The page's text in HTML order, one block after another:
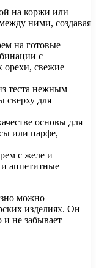
на коржи или
ними, создавая
на готовые
с
орехи, свежие
теста нежным
сверху для
основы для
или парфе,
с желе и
аппетитные
можно
изделиях. Он
и не забывает